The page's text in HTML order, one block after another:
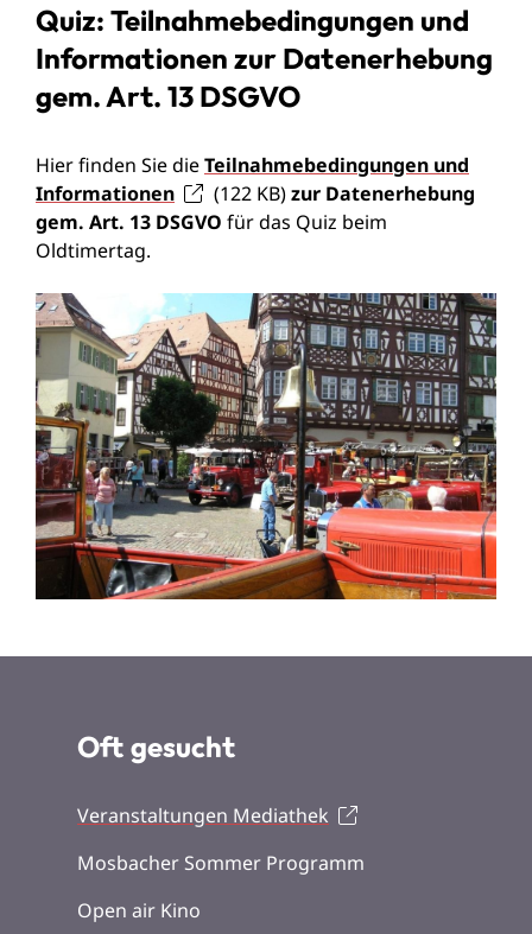
Quiz: Teilnahmebedingungen und
Informationen zur Datenerhebung
gem. Art. 13 DSGVO
Hier finden Sie dieTeilnahmebedingungen und
Informationen
(122 KB)zur Datenerhebung
gem. Art. 13 DSGVO für das Quiz beim
Oldtimertag.
Oft gesucht
Veranstaltungen Mediathek
Mosbacher Sommer Programm
Open air Kino